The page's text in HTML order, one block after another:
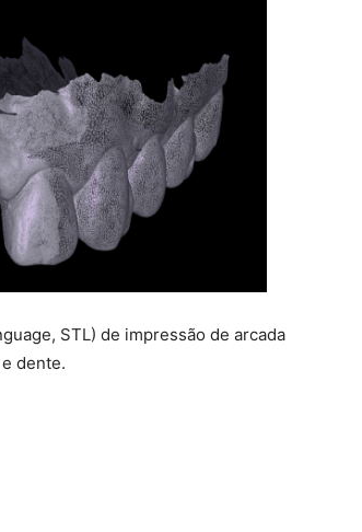
STL) de impressão de arcada
dente.